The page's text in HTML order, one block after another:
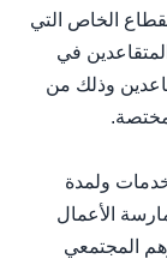
الخاص التي
في
وذلك من
ولمدة
الأعمال
المجتمعي